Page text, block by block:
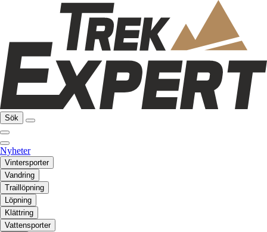
Sök
Nyheter
Vintersporter
Vandring
Traillöpning
Löpning
Klättring
Vattensporter